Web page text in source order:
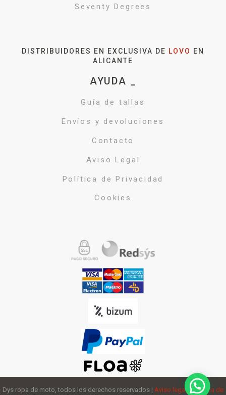
Seventy Degrees
DISTRIBUIDORES EN EXCLUSIVA DE LOVO
EN
ALICANTE
AYUDA _
Guía de tallas
Envíos y devoluciones
Contacto
Aviso Legal
Política de Privacidad
Cookies
Dys ropa de moto, todos los derechos reservados | Aviso legal ypolítica de